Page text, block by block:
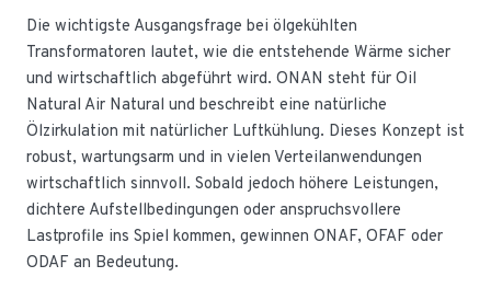
Die wichtigste Ausgangsfrage bei ölgekühlten
Transformatoren lautet, wie die entstehende Wärme sicher
und wirtschaftlich abgeführt wird. ONAN steht für Oil
Natural Air Natural und beschreibt eine natürliche
Ölzirkulation mit natürlicher Luftkühlung. Dieses Konzept ist
robust, wartungsarm und in vielen Verteilanwendungen
wirtschaftlich sinnvoll. Sobald jedoch höhere Leistungen,
dichtere Aufstellbedingungen oder anspruchsvollere
Lastprofile ins Spiel kommen, gewinnen ONAF, OFAF oder
ODAF an Bedeutung.